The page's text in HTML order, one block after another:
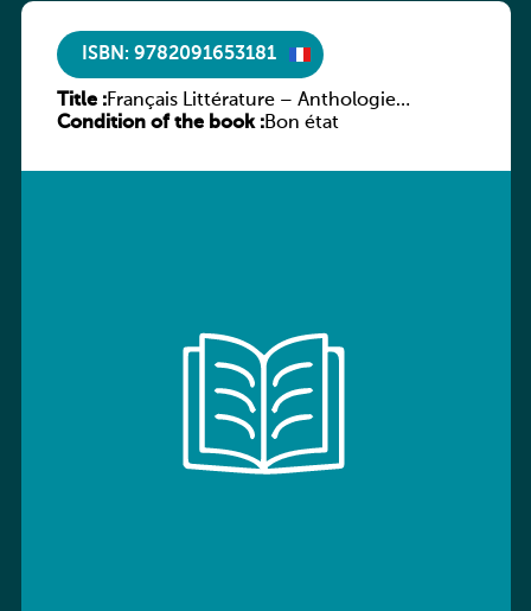
ISBN: 9782091653181
Title :Français Littérature – Anthologie
chronologique 2de/1re
Condition of the book :Bon état